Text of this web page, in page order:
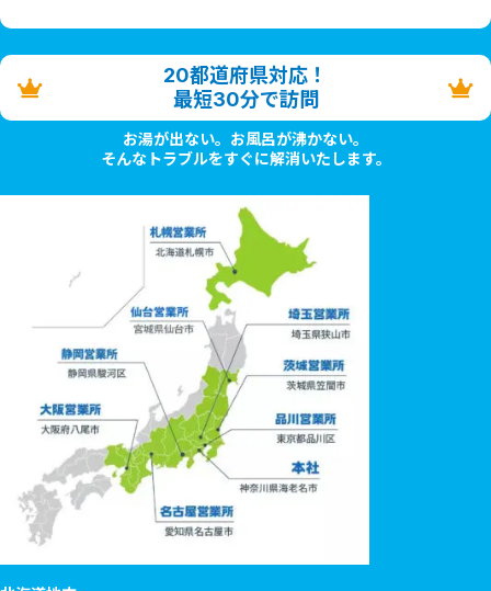
20都道府県対応！
最短30分で訪問
お湯が出ない。お風呂が沸かない。
そんなトラブルをすぐに解消いたします。